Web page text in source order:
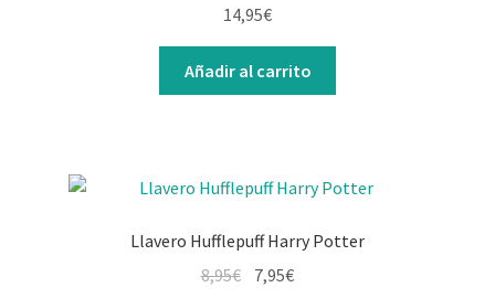
14,95€
Añadir al carrito
Llavero Hufflepuff Harry Potter
8,95€ El7,95€El